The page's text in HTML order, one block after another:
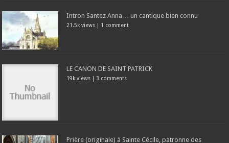
Intron Santez Anna… un cantique bien connu
21.5k views | 1 comment
LE CANON DE SAINT PATRICK
19k views | 3 comments
Prière (originale) à Sainte Cécile, patronne des